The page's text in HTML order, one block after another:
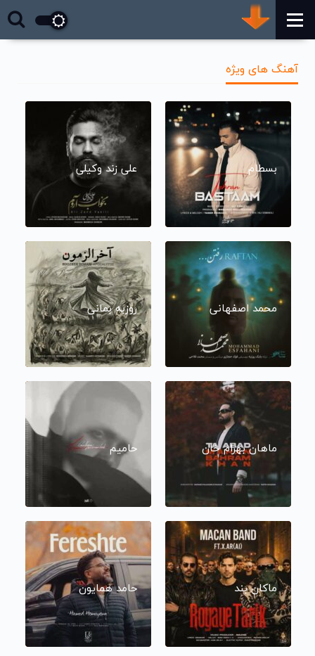
آهنگ های ویژه
بسطام علی زند وکیلی
محمد اصفهانی روزبه بمانی
ماهان بهرام خان حامیم
ماکان بند حامد همایون